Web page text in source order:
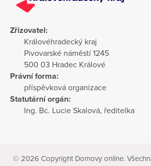
Zřizovatel:
Královéhradecký kraj
Pivovarské náměstí 1245
500 03 Hradec Králové
Právní forma:
příspěvková organizace
Statutární orgán:
Ing. Bc. Lucie Skalová, ředitelka
© 2026 Copyright Domovy online.